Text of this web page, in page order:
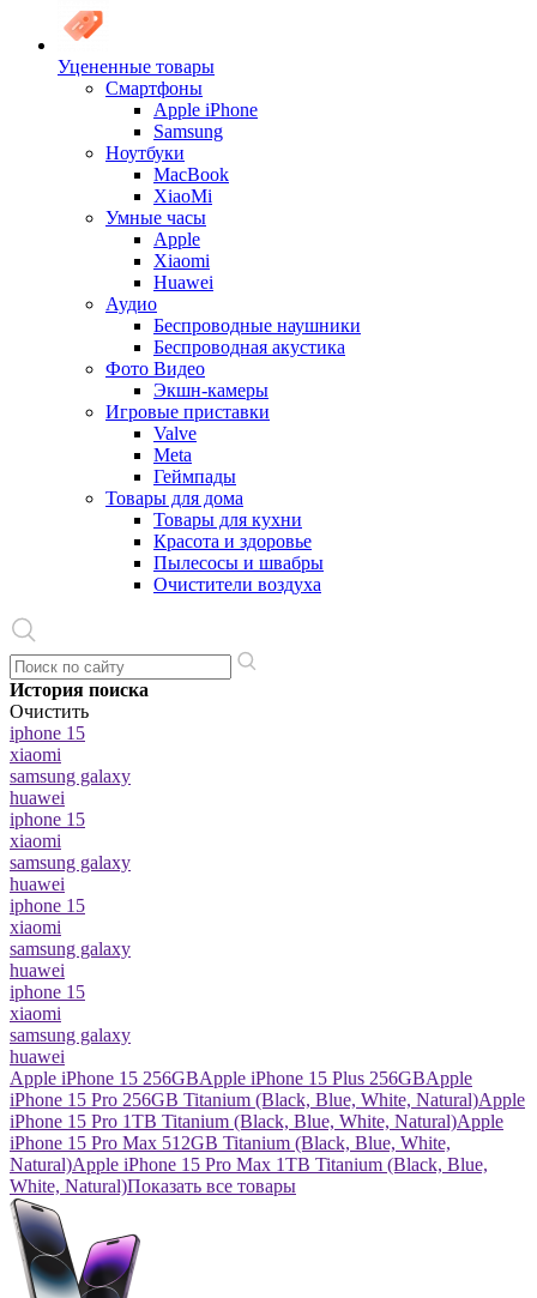
Уцененные товары
Cмартфоны
Apple iPhone
Samsung
Ноутбуки
MacBook
XiaoMi
Умные часы
Apple
Xiaomi
Huawei
Аудио
Беспроводные наушники
Беспроводная акустика
Фото Видео
Экшн-камеры
Игровые приставки
Valve
Meta
Геймпады
Товары для дома
Товары для кухни
Красота и здоровье
Пылесосы и швабры
Очистители воздуха
История поиска
Очистить
iphone 15
xiaomi
samsung galaxy
huawei
iphone 15
xiaomi
samsung galaxy
huawei
iphone 15
xiaomi
samsung galaxy
huawei
iphone 15
xiaomi
samsung galaxy
huawei
Apple iPhone 15 256GBApple iPhone 15 Plus 256GBApple
iPhone 15 Pro 256GB Titanium (Black, Blue, White, Natural)Apple
iPhone 15 Pro 1TB Titanium (Black, Blue, White, Natural)Apple
iPhone 15 Pro Max 512GB Titanium (Black, Blue, White,
Natural)Apple iPhone 15 Pro Max 1TB Titanium (Black, Blue,
White, Natural)Показать все товары